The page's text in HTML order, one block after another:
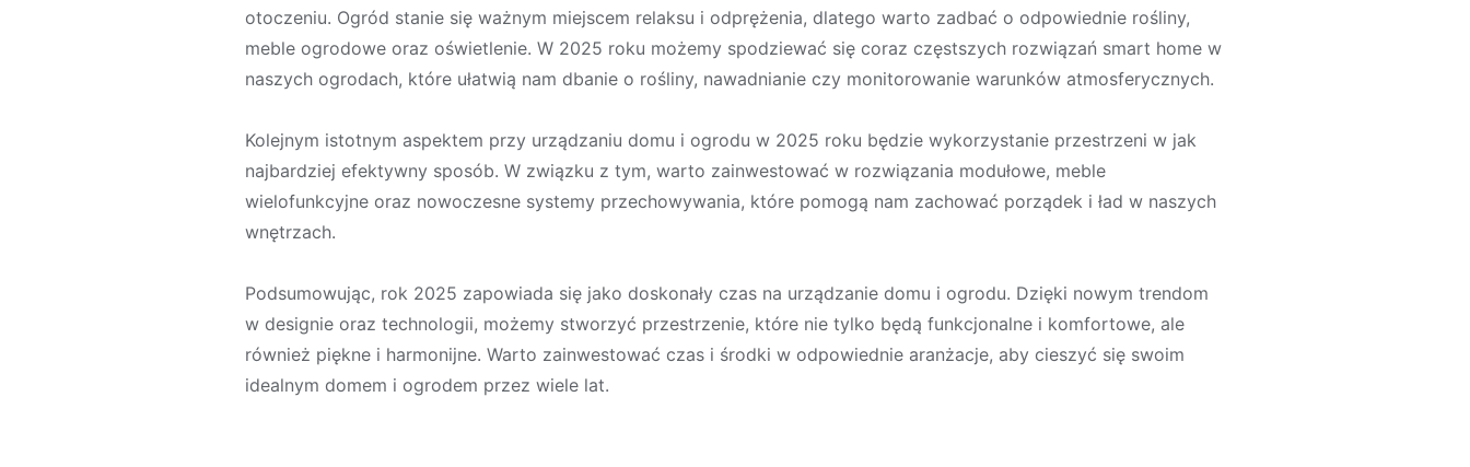
otoczeniu. Ogród stanie się ważnym miejscem relaksu i odprężenia, dlatego warto zadbać o odpowiednie rośliny,
meble ogrodowe oraz oświetlenie. W 2025 roku możemy spodziewać się coraz częstszych rozwiązań smart home w
naszych ogrodach, które ułatwią nam dbanie o rośliny, nawadnianie czy monitorowanie warunków atmosferycznych.
Kolejnym istotnym aspektem przy urządzaniu domu i ogrodu w 2025 roku będzie wykorzystanie przestrzeni w jak
najbardziej efektywny sposób. W związku z tym, warto zainwestować w rozwiązania modułowe, meble
wielofunkcyjne oraz nowoczesne systemy przechowywania, które pomogą nam zachować porządek i ład w naszych
wnętrzach.
Podsumowując, rok 2025 zapowiada się jako doskonały czas na urządzanie domu i ogrodu. Dzięki nowym trendom
w designie oraz technologii, możemy stworzyć przestrzenie, które nie tylko będą funkcjonalne i komfortowe, ale
również piękne i harmonijne. Warto zainwestować czas i środki w odpowiednie aranżacje, aby cieszyć się swoim
idealnym domem i ogrodem przez wiele lat.